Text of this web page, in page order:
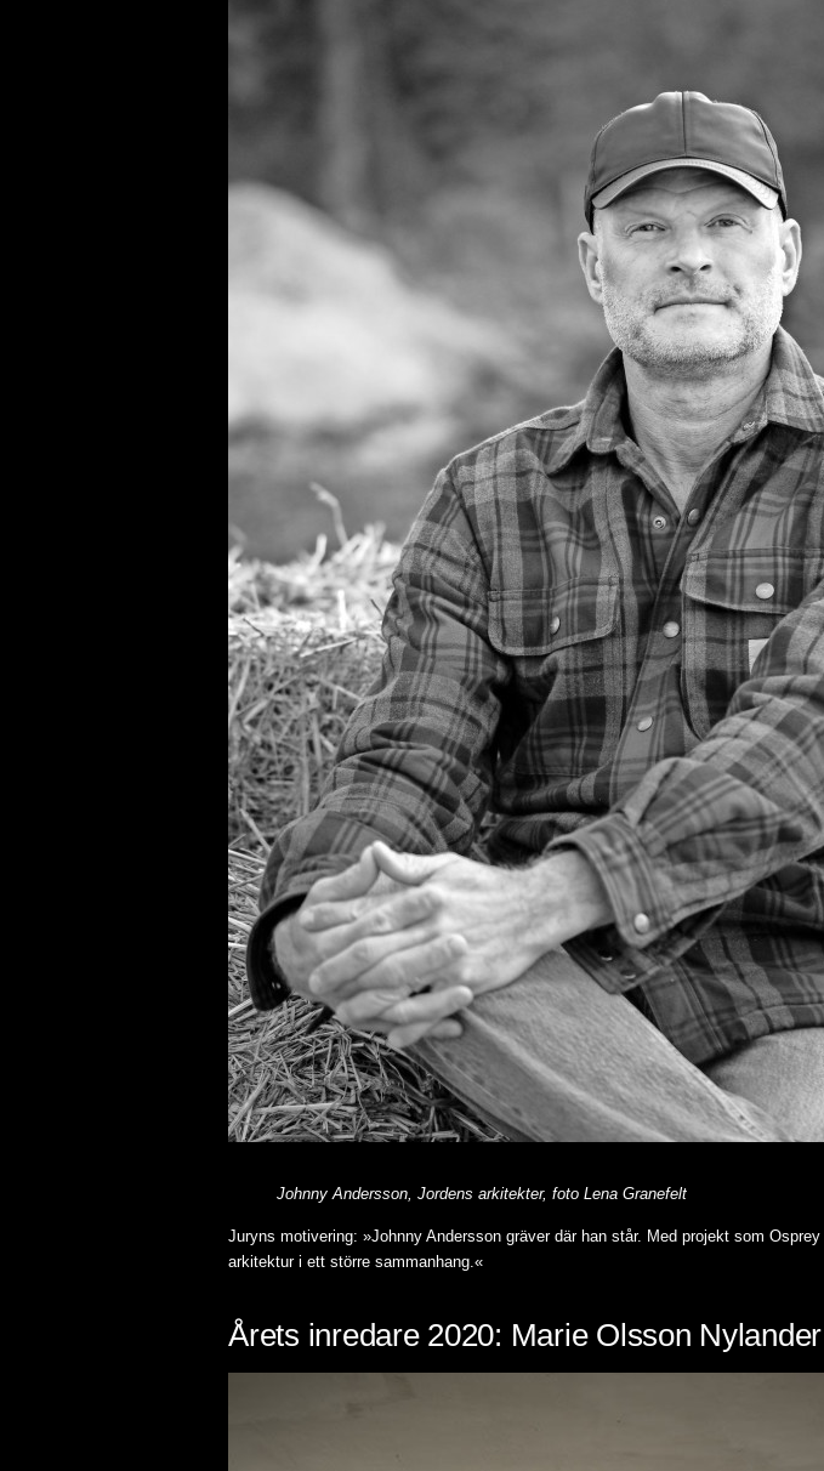
Johnny Andersson, Jordens arkitekter, foto Lena Granefelt
Juryns motivering: »Johnny Andersson gräver där han står. Med projekt som
arkitektur i ett större sammanhang.«
Årets inredare 2020: Marie Olsson Nylander